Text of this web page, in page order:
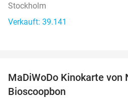
Stockholm
Verkauft: 39.141
MaDiWoDo Kinokarte von
Bioscoopbon